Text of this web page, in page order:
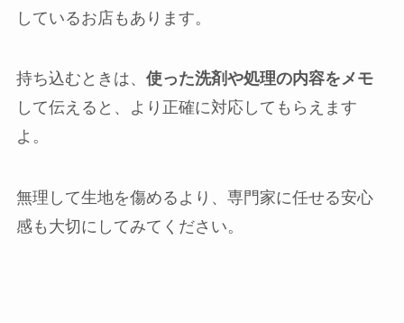
しているお店もあります。
持ち込むときは、 使った洗剤や処理の内容をメモ
して伝えると、より正確に対応してもらえます
よ。
無理して生地を傷めるより、専門家に任せる安心
感も大切にしてみてください。